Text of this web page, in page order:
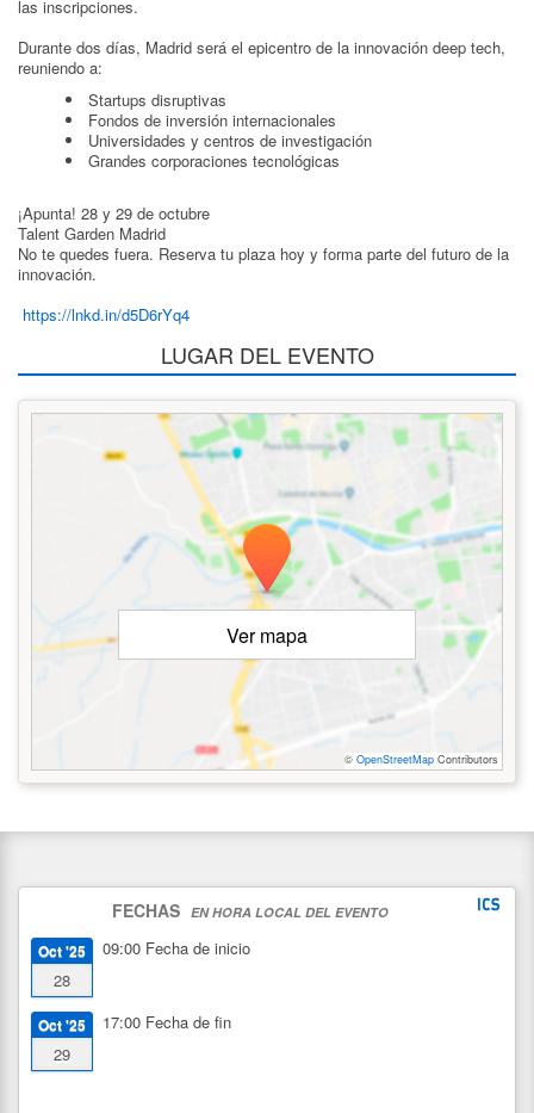
las inscripciones.
Durante dos días, Madrid será el epicentro de la innovación deep tech,
reuniendo a:
Startups disruptivas
Fondos de inversión internacionales
Universidades y centros de investigación
Grandes corporaciones tecnológicas
¡Apunta! 28 y 29 de octubre
Talent Garden Madrid
No te quedes fuera. Reserva tu plaza hoy y forma parte del futuro de la
innovación.
https://lnkd.in/d5D6rYq4
LUGAR DEL EVENTO
Ver mapa
© OpenStreetMap Contributors
FECHAS EN HORA LOCAL DEL EVENTO
Oct '25
28
09:00 Fecha de inicio
Oct '25
29
17:00 Fecha de fin